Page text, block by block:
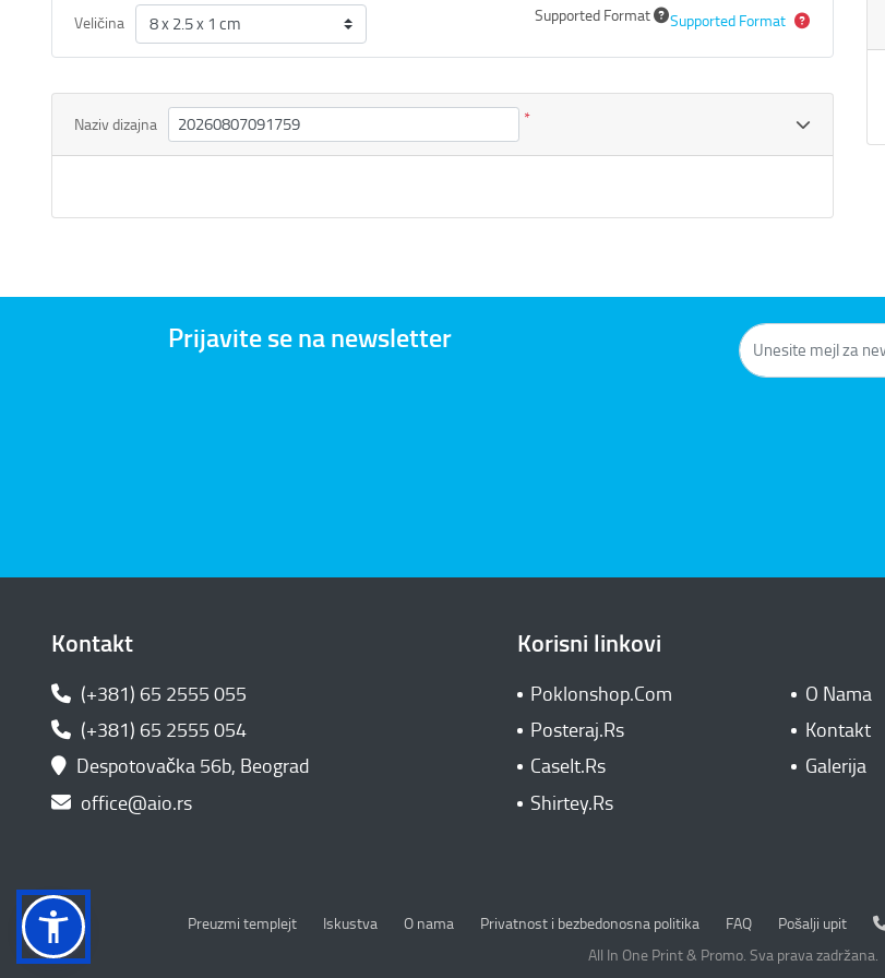
Veličina Supported Format Supported Format
Naziv dizajna *
Prijavite se na newsletter
Kontakt
(+381) 65 2555 055
(+381) 65 2555 054
Despotovačka 56b, Beograd
office@aio.rs
Korisni linkovi
Poklonshop.Com
O Nama
Posteraj.Rs
Kontakt
CaseIt.Rs
Galerija
Shirtey.Rs
Preuzmi templejt Iskustva O nama Privatnost i bezbedonosna politika
Privatnost i bezbedonosna politika FAQ Pošalji upit
All In One Print & Promo. Sva prava zadržana.